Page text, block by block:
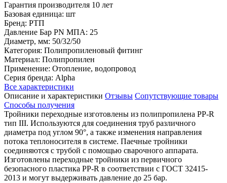
Гарантия производителя 10 лет
Базовая единица: шт
Бренд: РТП
Давление Бар PN МПА: 25
Диаметр, мм: 50/32/50
Категория: Полипропиленовый фитинг
Материал: Полипропилен
Применение: Отопление, водопровод
Серия бренда: Alpha
Все характеристики
Описание и характеристики Отзывы Сопутствующие товары
Способы получения
Тройники переходные изготовлены из полипропилена PP-R
тип III. Используются для соединения труб различного
диаметра под углом 90°, а также изменения направления
потока теплоносителя в системе. Паечные тройники
соединяются с трубой с помощью сварочного аппарата.
Изготовлены переходные тройники из первичного
безопасного пластика PP-R в соответствии с ГОСТ 32415-
2013 и могут выдерживать давление до 25 бар.